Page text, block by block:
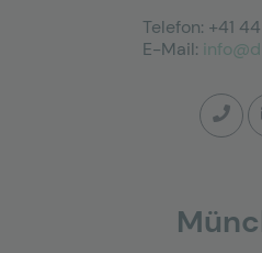
Telefon: +41
E-Mail: